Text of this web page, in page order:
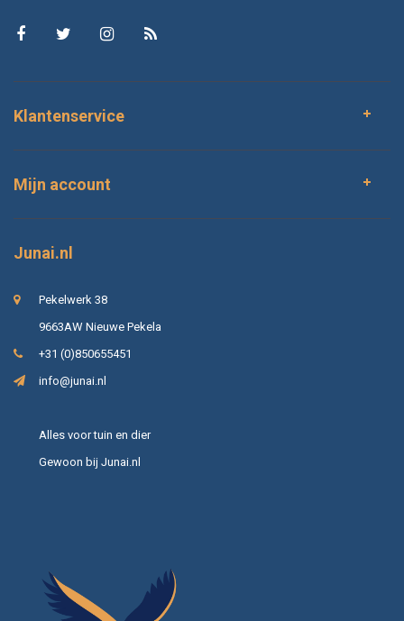
Klantenservice
Mijn account
Junai.nl
Pekelwerk 38
9663AW Nieuwe Pekela
+31 (0)850655451
info@junai.nl
Alles voor tuin en dier
Gewoon bij Junai.nl